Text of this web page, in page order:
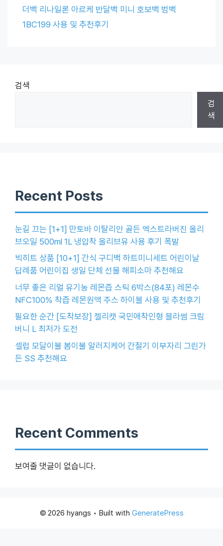
더백 리나일론 아르케 반달백 미니 호보백 범백
1BC199 사용 및 추천후기
검색
검
색
Recent Posts
눈길 끄는 [1+1] 만토바 이탈리안 골든 엑스트라버진 올리
브오일 500ml 1L 냉압착 올리브유 사용 후기 폭발
빅히트 상품 [10+1] 간식 구디백 하트미니세트 어린이날
답례품 어린이집 생일 단체 선물 해피소마 추천해요
너무 좋은 리얼 유기농 레몬즙 스틱 6박스(84포) 레몬수
NFC100% 착즙 레몬원액 주스 하이볼 사용 및 추천후기
필요한 순간 [도착보장] 젤리캣 국민애착인형 블라썸 크림
버니 L 최저가 도전
셀럽 모달이불 봄이불 알러지케어 간절기 이부자리 그린가
든 SS 추천해요
Recent Comments
보여줄 댓글이 없습니다.
© 2026 hyangs • Built with GeneratePress